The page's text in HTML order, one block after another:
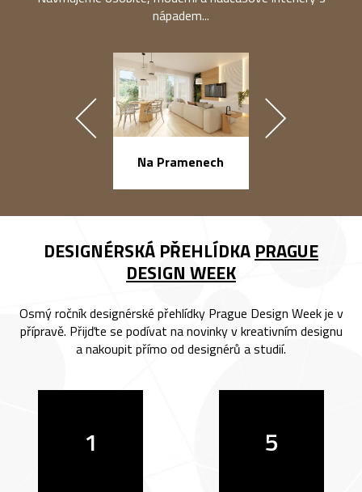
nápadem...
Na Pramenech
DESIGNÉRSKÁ PŘEHLÍDKA PRAGUE
DESIGN WEEK
Osmý ročník designérské přehlídky Prague Design Week je v
přípravě. Přijďte se podívat na novinky v kreativním designu
a nakoupit přímo od designérů a studií.
1 5